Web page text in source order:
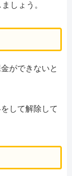
しょう。
ができないと
して解除して